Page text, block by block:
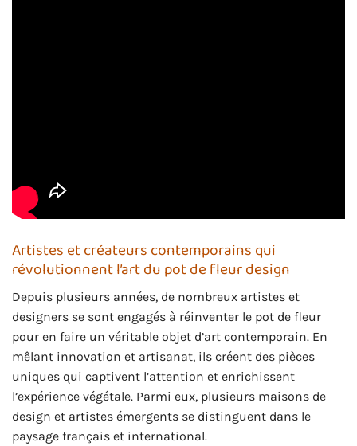
Artistes et créateurs contemporains qui
révolutionnent l’art du pot de fleur design
Depuis plusieurs années, de nombreux artistes et
designers se sont engagés à réinventer le pot de fleur
pour en faire un véritable objet d’art contemporain. En
mêlant innovation et artisanat, ils créent des pièces
uniques qui captivent l’attention et enrichissent
l’expérience végétale. Parmi eux, plusieurs maisons de
design et artistes émergents se distinguent dans le
paysage français et international.